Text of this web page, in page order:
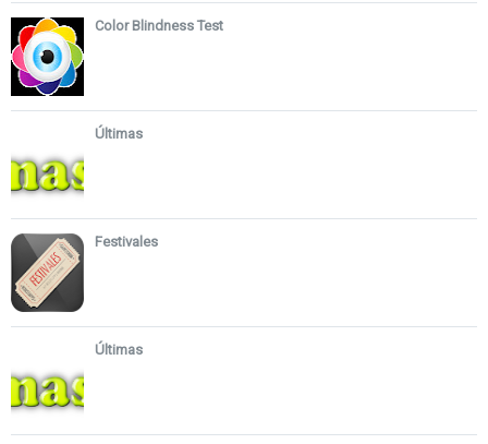
Color Blindness Test
Últimas
Festivales
Últimas